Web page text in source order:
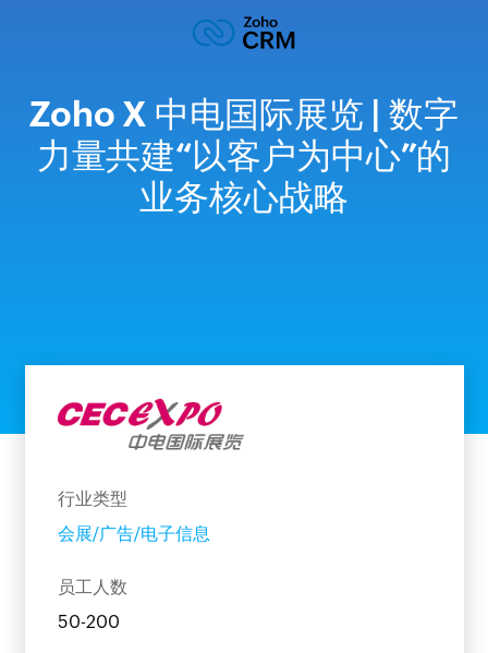
Zoho X 中电国际展览 | 数字
力量共建“以客户为中心”的
业务核心战略
行业类型
会展/广告/电子信息
员工人数
50-200